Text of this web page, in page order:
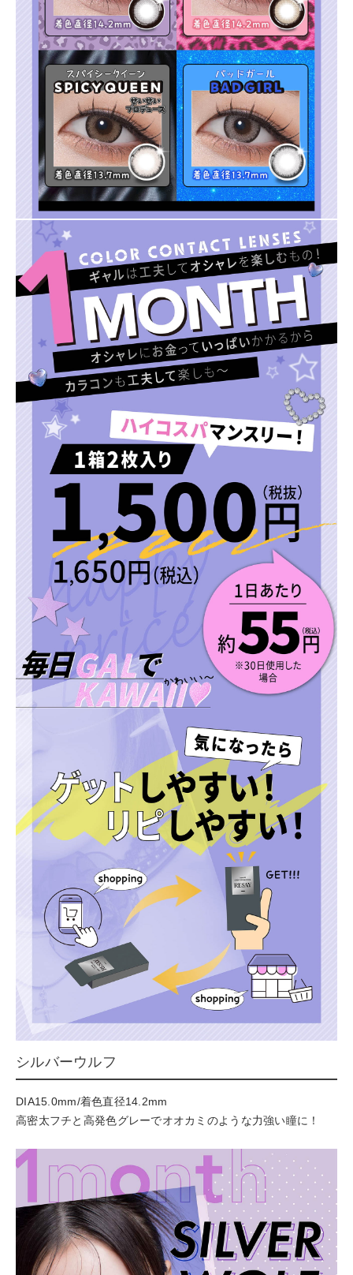
シルバーウルフ
DIA15.0mm/着色直径14.2mm
高密太フチと高発色グレーでオオカミのような力強い瞳に！